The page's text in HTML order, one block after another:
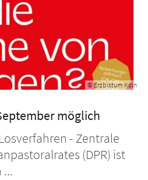
© Erzbistum Köln
möglich
- Zentrale
(DPR) ist
...